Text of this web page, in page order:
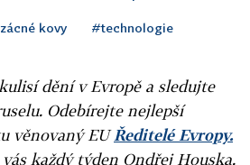
kovy #technologie
dění v Evropě a sledujte
Odebírejte nejlepší
věnovaný EUŘeditelé Evropy.
každý týden Ondřej Houska.